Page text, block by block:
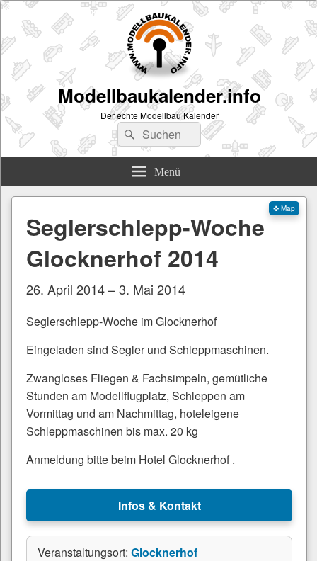
Modellbaukalender.info
Der echte Modellbau Kalender
Suchen
nach:
Suchen
Menü
✜ Map
Seglerschlepp-Woche
Glocknerhof 2014
26. April 2014 – 3. Mai 2014
Seglerschlepp-Woche im Glocknerhof
Eingeladen sind Segler und Schleppmaschinen.
Zwangloses Fliegen & Fachsimpeln, gemütliche
Stunden am Modellflugplatz, Schleppen am
Vormittag und am Nachmittag, hoteleigene
Schleppmaschinen bis max. 20 kg
Anmeldung bitte beim Hotel Glocknerhof .
Infos & Kontakt
Veranstaltungsort: Glocknerhof